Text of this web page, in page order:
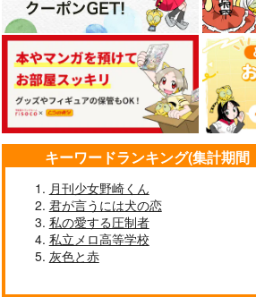
キーワードランキング(集計期
月刊少女野崎くん
君が言うには犬の恋
私の愛する圧制者
私立メロ高等学校
灰色と赤